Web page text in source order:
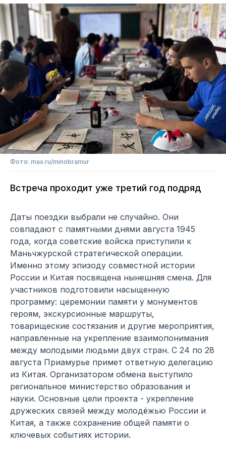
Фото: max.ru/minobramur
Встреча проходит уже третий год подряд
Даты поездки выбрали не случайно. Они
совпадают с памятными днями августа 1945
года, когда советские войска приступили к
Маньчжурской стратегической операции.
Именно этому эпизоду совместной истории
России и Китая посвящена нынешняя смена. Для
участников подготовили насыщенную
программу: церемонии памяти у монументов
героям, экскурсионные маршруты,
товарищеские состязания и другие мероприятия,
направленные на укрепление взаимопонимания
между молодыми людьми двух стран. С 24 по 28
августа Приамурье примет ответную делегацию
из Китая. Организатором обмена выступило
региональное министерство образования и
науки. Основные цели проекта - укрепление
дружеских связей между молодёжью России и
Китая, а также сохранение общей памяти о
ключевых событиях истории.